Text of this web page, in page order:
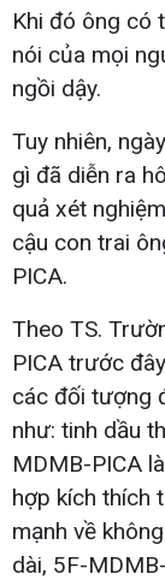
Khi đó ông có
nói của mọi
ngồi dậy.
Tuy nhiên,
gì đã diễn ra
quả xét
cậu con trai
PICA.
Theo TS.
PICA trước
các đối tượng
như: tinh dầu
MDMB-PICA
hợp kích thích
mạnh về
dài, 5F-